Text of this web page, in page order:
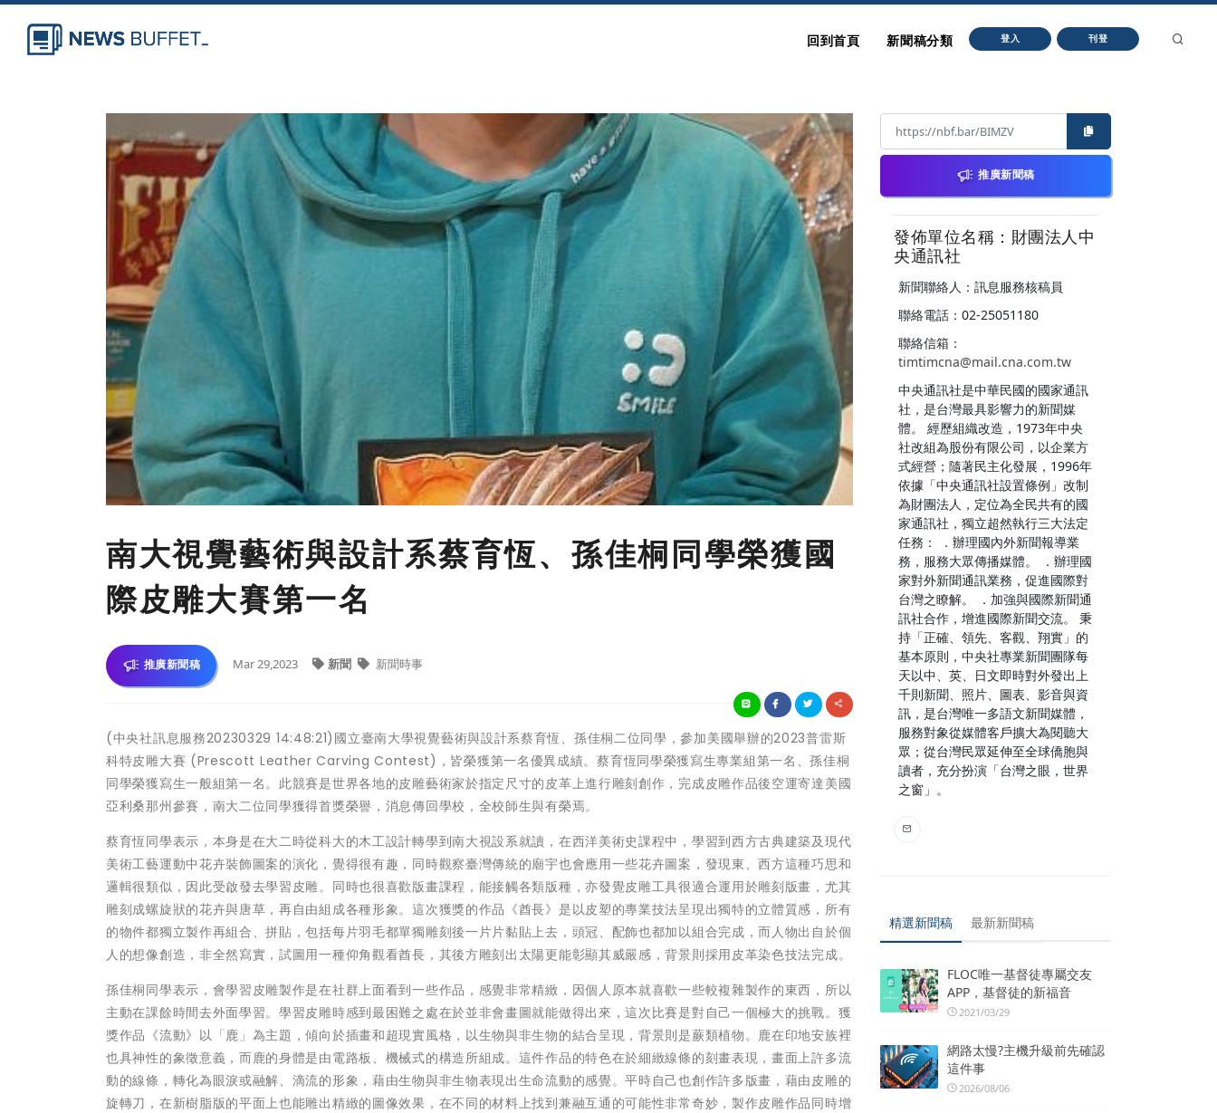
回到首頁 新聞稿分類 登入 刊登
南大視覺藝術與設計系蔡育恆、孫佳桐同學榮獲國
際皮雕大賽第一名
推廣新聞稿 Mar 29,2023 新聞 新聞時事
(中央社訊息服務20230329 14:48:21)國立臺南大學視覺藝術與設計系蔡育恆、孫佳桐二位同學，參加美國舉辦的2023普雷斯
科特皮雕大賽 (Prescott Leather Carving Contest)，皆榮獲第一名優異成績。蔡育恆同學榮獲寫生專業組第一名、孫佳桐
同學榮獲寫生一般組第一名。此競賽是世界各地的皮雕藝術家於指定尺寸的皮革上進行雕刻創作，完成皮雕作品後空運寄達美國
亞利桑那州參賽，南大二位同學獲得首獎榮譽，消息傳回學校，全校師生與有榮焉。
蔡育恆同學表示，本身是在大二時從科大的木工設計轉學到南大視設系就讀，在西洋美術史課程中，學習到西方古典建築及現代
美術工藝運動中花卉裝飾圖案的演化，覺得很有趣，同時觀察臺灣傳統的廟宇也會應用一些花卉圖案，發現東、西方這種巧思和
邏輯很類似，因此受啟發去學習皮雕。同時也很喜歡版畫課程，能接觸各類版種，亦發覺皮雕工具很適合運用於雕刻版畫，尤其
雕刻成螺旋狀的花卉與唐草，再自由組成各種形象。這次獲獎的作品《酋長》是以皮塑的專業技法呈現出獨特的立體質感，所有
的物件都獨立製作再組合、拼貼，包括每片羽毛都單獨雕刻後一片片黏貼上去，頭冠、配飾也都加以組合完成，而人物出自於個
人的想像創造，非全然寫實，試圖用一種仰角觀看酋長，其後方雕刻出太陽更能彰顯其威嚴感，背景則採用皮革染色技法完成。
孫佳桐同學表示，會學習皮雕製作是在社群上面看到一些作品，感覺非常精緻，因個人原本就喜歡一些較複雜製作的東西，所以
主動在課餘時間去外面學習。學習皮雕時感到最困難之處在於並非會畫圖就能做得出來，這次比賽是對自己一個極大的挑戰。獲
獎作品《流動》以「鹿」為主題，傾向於插畫和超現實風格，以生物與非生物的結合呈現，背景則是蕨類植物。鹿在印地安族裡
也具神性的象徵意義，而鹿的身體是由電路板、機械式的構造所組成。這件作品的特色在於細緻線條的刻畫表現，畫面上許多流
動的線條，轉化為眼淚或融解、滴流的形象，藉由生物與非生物表現出生命流動的感覺。平時自己也創作許多版畫，藉由皮雕的
旋轉刀，在新樹脂版的平面上也能雕出精緻的圖像效果，在不同的材料上找到兼融互通的可能性非常奇妙，製作皮雕作品同時增
推廣新聞稿
發佈單位名稱：財團法人中
央通訊社
新聞聯絡人：訊息服務核稿員
聯絡電話：02-25051180
聯絡信箱：
timtimcna@mail.cna.com.tw
中央通訊社是中華民國的國家通訊
社，是台灣最具影響力的新聞媒
體。 經歷組織改造，1973年中央
社改組為股份有限公司，以企業方
式經營；隨著民主化發展，1996年
依據「中央通訊社設置條例」改制
為財團法人，定位為全民共有的國
家通訊社，獨立超然執行三大法定
任務： ．辦理國內外新聞報導業
務，服務大眾傳播媒體。 ．辦理國
家對外新聞通訊業務，促進國際對
台灣之瞭解。 ．加強與國際新聞通
訊社合作，增進國際新聞交流。 秉
持「正確、領先、客觀、翔實」的
基本原則，中央社專業新聞團隊每
天以中、英、日文即時對外發出上
千則新聞、照片、圖表、影音與資
訊，是台灣唯一多語文新聞媒體，
服務對象從媒體客戶擴大為閱聽大
眾；從台灣民眾延伸至全球僑胞與
讀者，充分扮演「台灣之眼，世界
之窗」。
精選新聞稿 最新新聞稿
FLOC唯一基督徒專屬交友
APP，基督徒的新福音
2021/03/29
網路太慢?主機升級前先確認
這件事
2026/08/06